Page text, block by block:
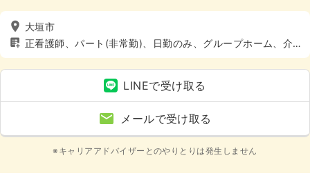
大垣市
正看護師、パート(非常勤)、日勤のみ、グループホーム、介
護・福祉系
LINEで受け取る
メールで受け取る
※キャリアアドバイザーとのやりとりは発生しません